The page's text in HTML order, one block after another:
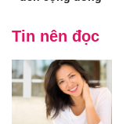
Tin nên đọc